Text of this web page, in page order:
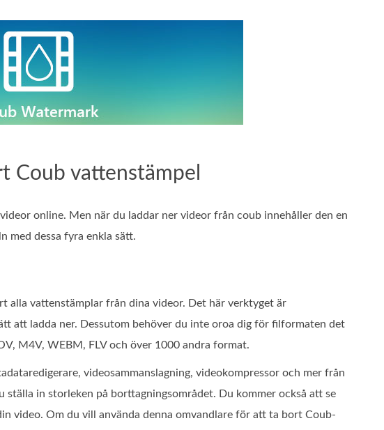
Coub vattenstämpel
online. Men när du laddar ner videor från coub innehåller den en
med dessa fyra enkla sätt.
alla vattenstämplar från dina videor. Det här verktyget är
att ladda ner. Dessutom behöver du inte oroa dig för filformaten det
M4V, WEBM, FLV och över 1000 andra format.
videosammanslagning, videokompressor och mer från
in storleken på borttagningsområdet. Du kommer också att se
video. Om du vill använda denna omvandlare för att ta bort Coub-